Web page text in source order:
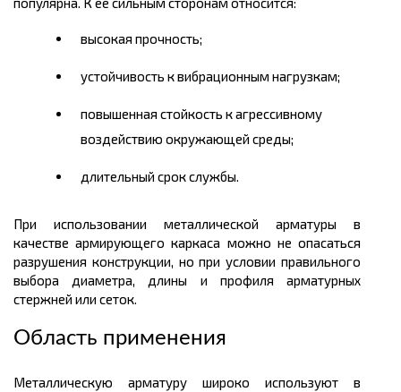
высокая прочность;
устойчивость к вибрационным нагрузкам;
повышенная стойкость к агрессивному
воздействию окружающей среды;
длительный срок службы.
При использовании металлической арматуры в
качестве армирующего каркаса можно не опасаться
разрушения конструкции, но при условии правильного
выбора диаметра, длины и профиля арматурных
стержней или сеток.
Область применения
Металлическую арматуру широко используют в